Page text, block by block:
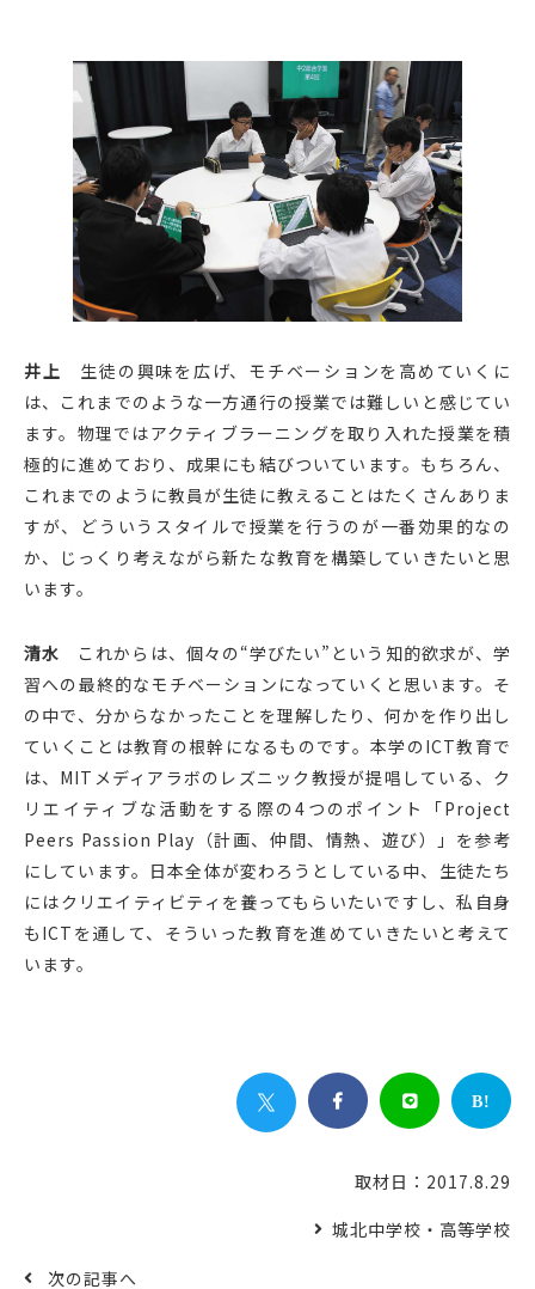
井上 生徒の興味を広げ、モチベーションを高めていくに
は、これまでのような一方通行の授業では難しいと感じてい
ます。物理ではアクティブラーニングを取り入れた授業を積
極的に進めており、成果にも結びついています。もちろん、
これまでのように教員が生徒に教えることはたくさんありま
すが、どういうスタイルで授業を行うのが一番効果的なの
か、じっくり考えながら新たな教育を構築していきたいと思
います。
清水 これからは、個々の“学びたい”という知的欲求が、学
習への最終的なモチベーションになっていくと思います。そ
の中で、分からなかったことを理解したり、何かを作り出し
ていくことは教育の根幹になるものです。本学のICT教育で
は、MITメディアラボのレズニック教授が提唱している、ク
リエイティブな活動をする際の4つのポイント「Project
Peers Passion Play（計画、仲間、情熱、遊び）」を参考
にしています。日本全体が変わろうとしている中、生徒たち
にはクリエイティビティを養ってもらいたいですし、私自身
もICTを通して、そういった教育を進めていきたいと考えて
います。
  B!
取材日：2017.8.29
城北中学校・高等学校
次の記事へ